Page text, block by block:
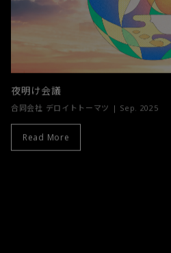
夜明け会議
合同会社 デロイトトーマツ | Sep. 2025
Read More